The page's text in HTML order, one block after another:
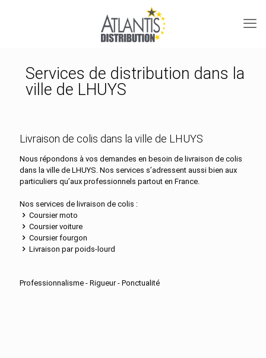
Services de distribution dans la
ville de LHUYS
Livraison de colis dans la ville de LHUYS
Nous répondons à vos demandes en besoin de livraison de colis
dans la ville de LHUYS. Nos services s’adressent aussi bien aux
particuliers qu’aux professionnels partout en France.
Nos services de livraison de colis :
Coursier moto
Coursier voiture
Coursier fourgon
Livraison par poids-lourd
Professionnalisme - Rigueur - Ponctualité